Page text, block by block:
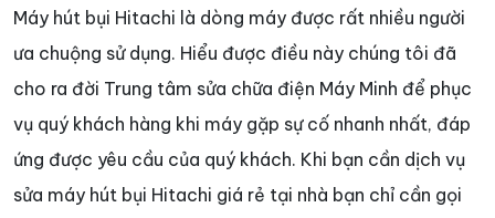
Máy hút bụi Hitachi là dòng máy được rất nhiều người
ưa chuộng sử dụng. Hiểu được điều này chúng tôi đã
cho ra đời Trung tâm sửa chữa điện Máy Minh để phục
vụ quý khách hàng khi máy gặp sự cố nhanh nhất, đáp
ứng được yêu cầu của quý khách. Khi bạn cần dịch vụ
sửa máy hút bụi Hitachi giá rẻ tại nhà bạn chỉ cần gọi